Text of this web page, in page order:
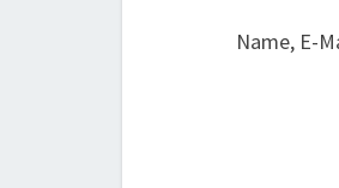
Name, E-